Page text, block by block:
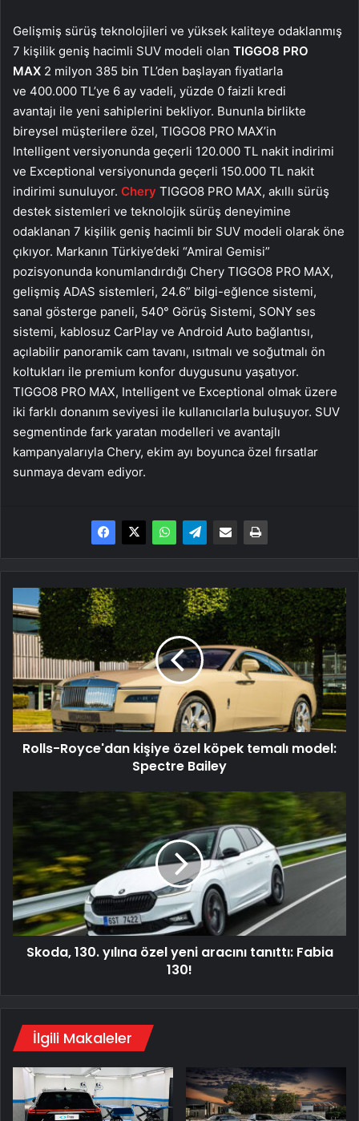
Gelişmiş sürüş teknolojileri ve yüksek kaliteye odaklanmış
7 kişilik geniş hacimli SUV modeli olan TIGGO8 PRO
MAX 2 milyon 385 bin TL’den başlayan fiyatlarla
ve 400.000 TL’ye 6 ay vadeli, yüzde 0 faizli kredi
avantajı ile yeni sahiplerini bekliyor. Bununla birlikte
bireysel müşterilere özel, TIGGO8 PRO MAX’in
Intelligent versiyonunda geçerli 120.000 TL nakit indirimi
ve Exceptional versiyonunda geçerli 150.000 TL nakit
indirimi sunuluyor. Chery TIGGO8 PRO MAX, akıllı sürüş
destek sistemleri ve teknolojik sürüş deneyimine
odaklanan 7 kişilik geniş hacimli bir SUV modeli olarak öne
çıkıyor. Markanın Türkiye’deki “Amiral Gemisi”
pozisyonunda konumlandırdığı Chery TIGGO8 PRO MAX,
gelişmiş ADAS sistemleri, 24.6” bilgi-eğlence sistemi,
sanal gösterge paneli, 540° Görüş Sistemi, SONY ses
sistemi, kablosuz CarPlay ve Android Auto bağlantısı,
açılabilir panoramik cam tavanı, ısıtmalı ve soğutmalı ön
koltukları ile premium konfor duygusunu yaşatıyor.
TIGGO8 PRO MAX, Intelligent ve Exceptional olmak üzere
iki farklı donanım seviyesi ile kullanıcılarla buluşuyor. SUV
segmentinde fark yaratan modelleri ve avantajlı
kampanyalarıyla Chery, ekim ayı boyunca özel fırsatlar
sunmaya devam ediyor.
Rolls-
Royce'dan
kişiye
özel
köpek
temalı
model:
Spectre
Bailey
Rolls-Royce'dan kişiye özel köpek temalı model:
Spectre Bailey
yeni
aracını
tanıttı:
Fabia
130!
Skoda, 130. yılına özel yeni aracını tanıttı: Fabia
130!
İlgili Makaleler